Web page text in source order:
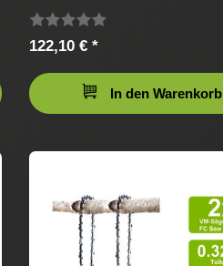
122,10 € *
In den Warenkorb